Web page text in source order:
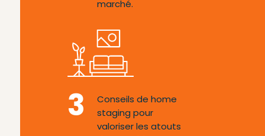
marché.
3
Conseils de home
staging pour
valoriser les atouts